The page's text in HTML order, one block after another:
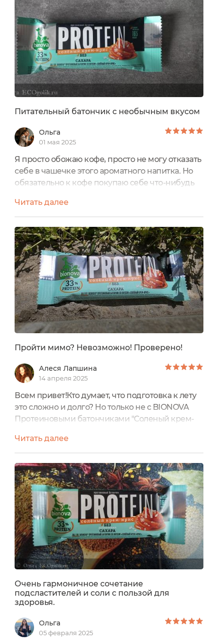
Питательный батончик с необычным вкусом
Ольга
01 мая 2025
Я просто обожаю кофе, просто не могу отказать
себе в чашечке этого ароматного напитка. Но
обязательно к кофе покупаю себе что-нибудь
не только вкусно, но и полезно.Идеальной
находкой для меня стали протеиновые
батончики от бренда Bionova и один из моих
самых любимых - со вкусом "соленый крем-
ирис".Упаковка у этого батончика из плотной
фольги. Дизайн яркий...
Читать далее
Пройти мимо? Невозможно! Проверено!
Алеся Лапшина
14 апреля 2025
Всем привет!Кто думает, что подготовка к лету
это сложно и долго? Но только не с BIONOVA
Протеиновыми батончиками "Соленый крем-
пластиковая этикетка РР5 - полностью
перерабатываемая. В левом углу лицевой части
- брендированная картинка. На этикетку
нанесена информация на нескольких языках.
Масса нетто - 50 грамм.СоставПротеиновый
комплекс (концентрат сывороточного...
Читать далее
Очень гармоничное сочетание
подсластителей и соли с пользой для
здоровья.
Ольга
05 февраля 2025